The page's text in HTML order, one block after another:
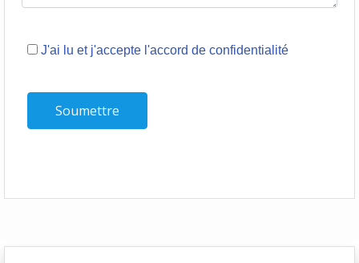
J'ai lu et j'accepte l'accord de confidentialité